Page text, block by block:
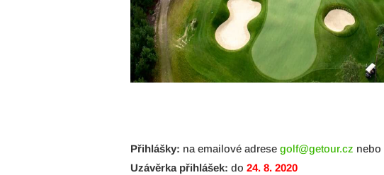
Přihlášky: na emailové adresegolf@getour.cz
Uzávěrka přihlášek: do24. 8. 2020